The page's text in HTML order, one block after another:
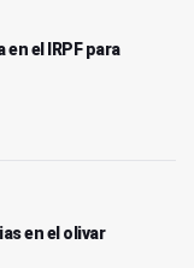
el IRPF para
en el olivar